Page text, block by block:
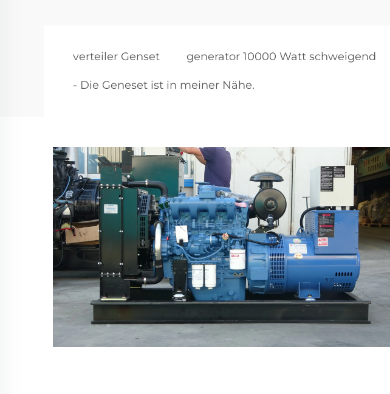
verteiler Genset generator 10000 Watt schweigend
- Die Geneset ist in meiner Nähe.